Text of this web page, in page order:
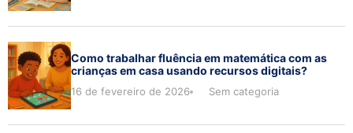
Como trabalhar fluência em matemática com as
crianças em casa usando recursos digitais?
16 de fevereiro de 2026 Sem categoria